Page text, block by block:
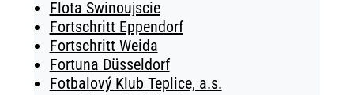
Flota Swinoujscie
Fortschritt Eppendorf
Fortschritt Weida
Fortuna Düsseldorf
Fotbalový Klub Teplice, a.s.